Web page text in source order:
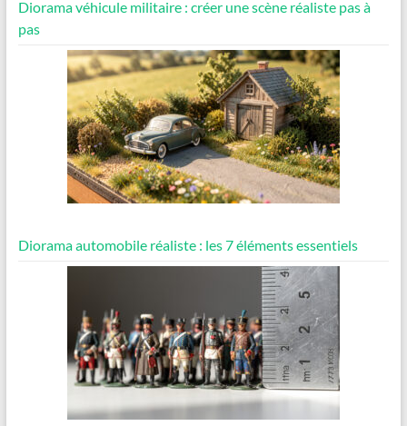
Diorama véhicule militaire : créer une scène réaliste pas à
pas
Diorama automobile réaliste : les 7 éléments essentiels